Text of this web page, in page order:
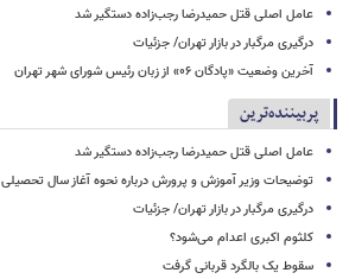
عامل اصلی قتل حمیدرضا رجب‌زاده دستگیر شد
درگیری مرگبار در بازار تهران/ جزئیات
آخرین وضعیت «پادگان ۰۶» از زبان رئیس شورای شهر تهران
پربیننده‌ترین
عامل اصلی قتل حمیدرضا رجب‌زاده دستگیر شد
توضیحات وزیر آموزش و پرورش درباره نحوه آغاز سال تحصیلی
درگیری مرگبار در بازار تهران/ جزئیات
کلثوم اکبری اعدام می‌شود؟
سقوط یک بالگرد قربانی گرفت